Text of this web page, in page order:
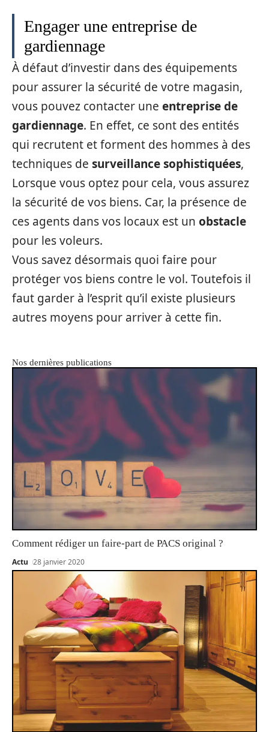
Engager une entreprise de
gardiennage
À défaut d’investir dans des équipements
pour assurer la sécurité de votre magasin,
vous pouvez contacter une entreprise de
gardiennage. En effet, ce sont des entités
qui recrutent et forment des hommes à des
techniques de surveillance sophistiquées,
Lorsque vous optez pour cela, vous assurez
la sécurité de vos biens. Car, la présence de
ces agents dans vos locaux est un obstacle
pour les voleurs.
Vous savez désormais quoi faire pour
protéger vos biens contre le vol. Toutefois il
faut garder à l’esprit qu’il existe plusieurs
autres moyens pour arriver à cette fin.
Nos dernières publications
Comment rédiger un faire-part de PACS original ?
Actu 28 janvier 2020